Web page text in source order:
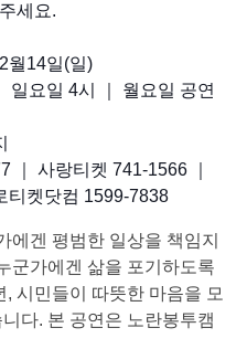
세요.
월14일(일)
일요일 4시 ｜ 월요일 공연
｜ 사랑티켓 741-1566 ｜
티켓닷컴 1599-7838
에겐 평범한 일상을 책임지
군가에겐 삶을 포기하도록
, 시민들이 따뜻한 마음을 모
다. 본 공연은 노란봉투캠